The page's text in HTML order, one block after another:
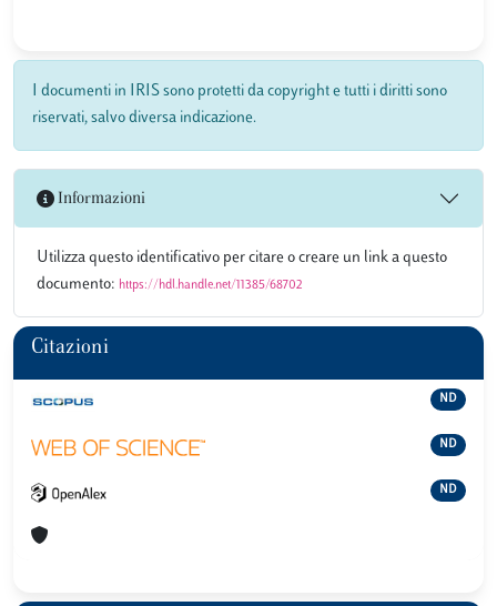
I documenti in IRIS sono protetti da copyright e tutti i diritti sono
riservati, salvo diversa indicazione.
Informazioni
Utilizza questo identificativo per citare o creare un link a questo
documento: https://hdl.handle.net/11385/68702
Citazioni
ND
ND
ND